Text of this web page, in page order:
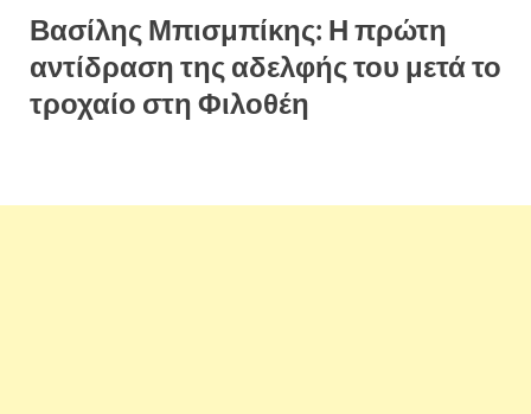
Βασίλης Μπισμπίκης: Η πρώτη
αντίδραση της αδελφής του μετά το
τροχαίο στη Φιλοθέη